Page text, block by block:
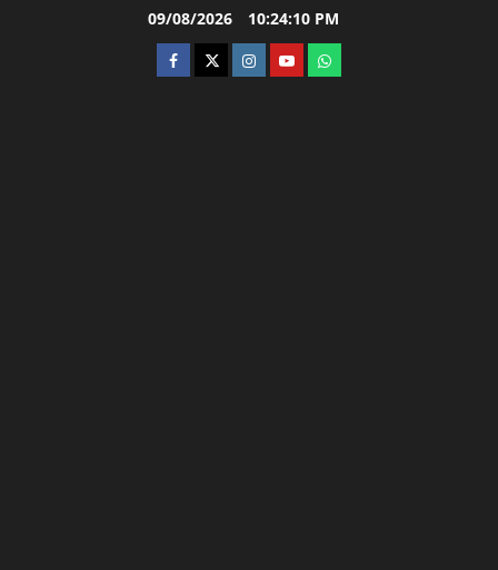
09/08/2026 10:24:11 PM
facebooktwitterinstagram.com
youtubewhatsapp